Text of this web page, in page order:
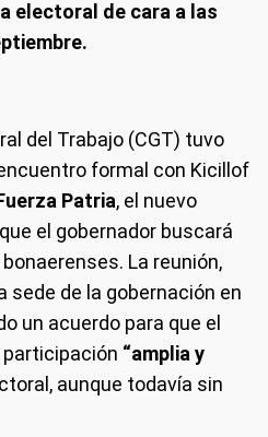
electoral de cara a las
del Trabajo (CGT) tuvo
formal con Kicillof
Patria, el nuevo
el gobernador buscará
La reunión,
sede de la gobernación en
un acuerdo para que el
“amplia y
aunque todavía sin